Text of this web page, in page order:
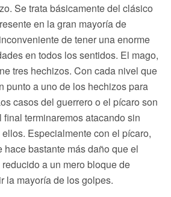
Se trata básicamente del clásico
en la gran mayoría de
de tener una enorme
en todos los sentidos. El mago,
tres hechizos. Con cada nivel que
punto a uno de los hechizos para
casos del guerrero o el pícaro son
final terminaremos atacando sin
Especialmente con el pícaro,
hace bastante más daño que el
a un mero bloque de
la mayoría de los golpes.